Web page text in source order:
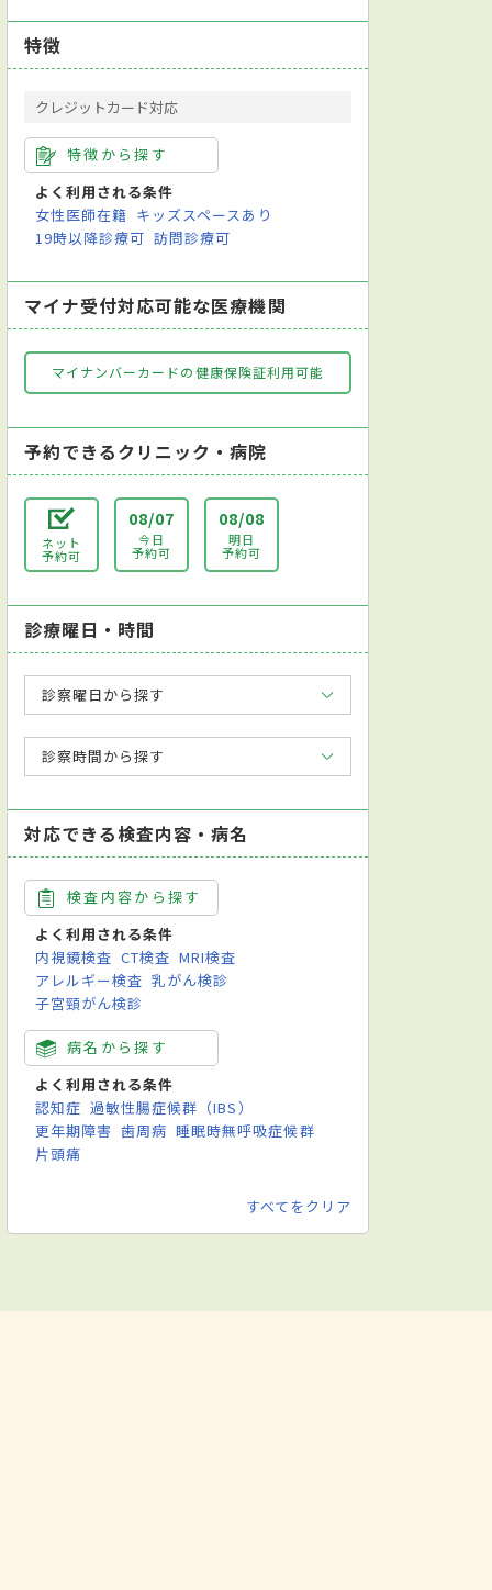
特徴
クレジットカード対応
特徴から探す
よく利用される条件
女性医師在籍 キッズスペースあり
19時以降診療可 訪問診療可
マイナ受付対応可能な医療機関
マイナンバーカードの健康保険証利用可能
予約できるクリニック・病院
ネット
予約可
08/07
今日
予約可
08/08
明日
予約可
診療曜日・時間
診察曜日から探す
診察時間から探す
対応できる検査内容・病名
検査内容から探す
よく利用される条件
内視鏡検査 CT検査 MRI検査
アレルギー検査 乳がん検診
子宮頸がん検診
病名から探す
よく利用される条件
認知症 過敏性腸症候群（IBS）
更年期障害 歯周病 睡眠時無呼吸症候群
片頭痛
すべてをクリア